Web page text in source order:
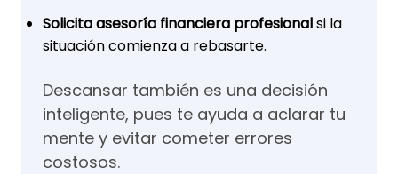
Solicita asesoría financiera profesionalsi la
situación comienza a rebasarte.
Descansar también es una decisión
inteligente, pues te ayuda a aclarar tu
mente y evitar cometer errores
costosos.